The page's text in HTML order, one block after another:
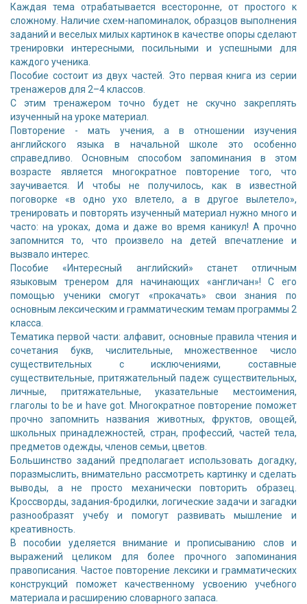
Каждая тема отрабатывается всесторонне, от простого к
сложному. Наличие схем-напоминалок, образцов выполнения
заданий и веселых милых картинок в качестве опоры сделают
тренировки интересными, посильными и успешными для
каждого ученика.
Пособие состоит из двух частей. Это первая книга из серии
тренажеров для 2–4 классов.
С этим тренажером точно будет не скучно закреплять
изученный на уроке материал.
Повторение - мать учения, а в отношении изучения
английского языка в начальной школе это особенно
справедливо. Основным способом запоминания в этом
возрасте является многократное повторение того, что
заучивается. И чтобы не получилось, как в известной
поговорке «в одно ухо влетело, а в другое вылетело»,
тренировать и повторять изученный материал нужно много и
часто: на уроках, дома и даже во время каникул! А прочно
запомнится то, что произвело на детей впечатление и
вызвало интерес.
Пособие «Интересный английский» станет отличным
языковым тренером для начинающих «англичан»! С его
помощью ученики смогут «прокачать» свои знания по
основным лексическим и грамматическим темам программы 2
класса.
Тематика первой части: алфавит, основные правила чтения и
сочетания букв, числительные, множественное число
существительных с исключениями, составные
существительные, притяжательный падеж существительных,
личные, притяжательные, указательные местоимения,
глаголы to be и have got. Многократное повторение поможет
прочно запомнить названия животных, фруктов, овощей,
школьных принадлежностей, стран, профессий, частей тела,
предметов одежды, членов семьи, цветов.
Большинство заданий предполагает использовать догадку,
поразмыслить, внимательно рассмотреть картинку и сделать
выводы, а не просто механически повторить образец.
Кроссворды, задания-бродилки, логические задачи и загадки
разнообразят учебу и помогут развивать мышление и
креативность.
В пособии уделяется внимание и прописыванию слов и
выражений целиком для более прочного запоминания
правописания. Частое повторение лексики и грамматических
конструкций поможет качественному усвоению учебного
материала и расширению словарного запаса.